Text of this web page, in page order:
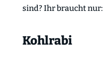
sind? Ihr braucht nur:
Kohlrabi